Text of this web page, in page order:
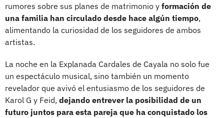
rumores sobre sus planes de matrimonio y formación de
una familia han circulado desde hace algún tiempo,
alimentando la curiosidad de los seguidores de ambos
artistas.
La noche en la Explanada Cardales de Cayala no solo fue
un espectáculo musical, sino también un momento
revelador que avivó el entusiasmo de los seguidores de
Karol G y Feid, dejando entrever la posibilidad de un
futuro juntos para esta pareja que ha conquistado los